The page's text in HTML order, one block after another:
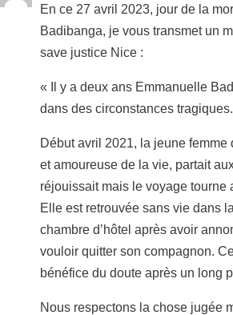
En ce 27 avril 2023, jour de la
Badibanga, je vous transmet un
save justice Nice :
« Il y a deux ans Emmanuelle
dans des circonstances tragiques.
Début avril 2021, la jeune femme
et amoureuse de la vie, partait
réjouissait mais le voyage tourne
Elle est retrouvée sans vie dans
chambre d’hôtel après avoir
vouloir quitter son compagnon.
bénéfice du doute après un long
Nous respectons la chose jugée